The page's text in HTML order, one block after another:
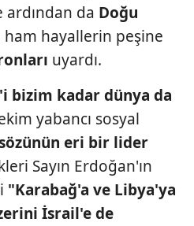
ardından da Doğu
ham hayallerin peşine
uyardı.
bizim kadardünya da
yabancı sosyal
eri bir lider
Sayın Erdoğan'ın
"Karabağ'a ve Libya'ya
İsrail'e de